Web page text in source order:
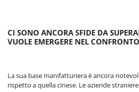
CI SONO ANCORA SFIDE DA
VUOLE EMERGERE NEL CONFRONTO
La sua base manifatturiera è ancora
rispetto a quella cinese. Le aziende